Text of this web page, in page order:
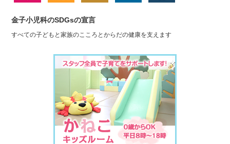
金子小児科のSDGsの宣言
すべての子どもと家族のこころとからだの健康を支えます